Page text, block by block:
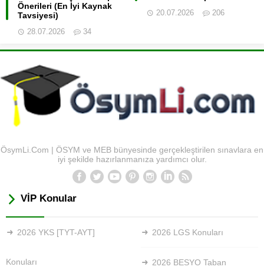
Önerileri (En İyi Kaynak
Tavsiyesi)
28.07.2026 34
20.07.2026 206
ÖsymLi.Com | ÖSYM ve MEB bünyesinde gerçekleştirilen sınavlara en
iyi şekilde hazırlanmanıza yardımcı olur.
VİP Konular
2026 YKS [TYT-AYT]
Konuları
2026 LGS Konuları
2026 BESYO Taban